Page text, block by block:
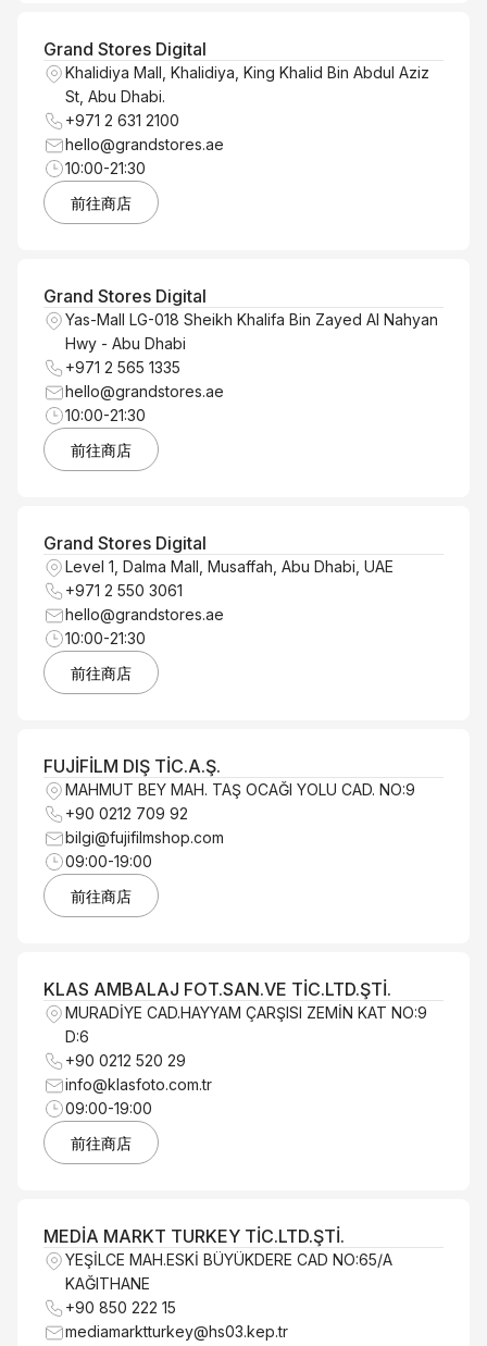
Grand Stores Digital
Khalidiya Mall, Khalidiya, King Khalid Bin Abdul Aziz
St, Abu Dhabi.
+971 2 631 2100
hello@grandstores.ae
10:00-21:30
前往商店
Grand Stores Digital
Yas-Mall LG-018 Sheikh Khalifa Bin Zayed Al Nahyan
Hwy - Abu Dhabi
+971 2 565 1335
hello@grandstores.ae
10:00-21:30
前往商店
Grand Stores Digital
Level 1, Dalma Mall, Musaffah, Abu Dhabi, UAE
+971 2 550 3061
hello@grandstores.ae
10:00-21:30
前往商店
FUJİFİLM DIŞ TİC.A.Ş.
MAHMUT BEY MAH. TAŞ OCAĞI YOLU CAD. NO:9
+90 0212 709 92
bilgi@fujifilmshop.com
09:00-19:00
前往商店
KLAS AMBALAJ FOT.SAN.VE TİC.LTD.ŞTİ.
MURADİYE CAD.HAYYAM ÇARŞISI ZEMİN KAT NO:9
D:6
+90 0212 520 29
info@klasfoto.com.tr
09:00-19:00
前往商店
MEDİA MARKT TURKEY TİC.LTD.ŞTİ.
YEŞİLCE MAH.ESKİ BÜYÜKDERE CAD NO:65/A
KAĞITHANE
+90 850 222 15
mediamarktturkey@hs03.kep.tr